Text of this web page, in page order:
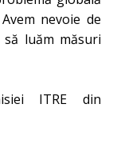
nevoie de
luăm măsuri
ITRE din